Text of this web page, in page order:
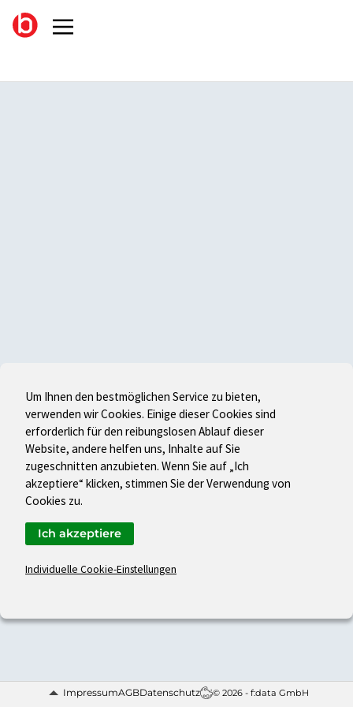
ImpressumAGBDatenschutz © 2026 - f:data GmbH
Um Ihnen den bestmöglichen Service zu bieten,
verwenden wir Cookies. Einige dieser Cookies sind
erforderlich für den reibungslosen Ablauf dieser
Website, andere helfen uns, Inhalte auf Sie
zugeschnitten anzubieten. Wenn Sie auf „Ich
akzeptiere“ klicken, stimmen Sie der Verwendung von
Cookies zu.
Individuelle Cookie-Einstellungen
Ich akzeptiere